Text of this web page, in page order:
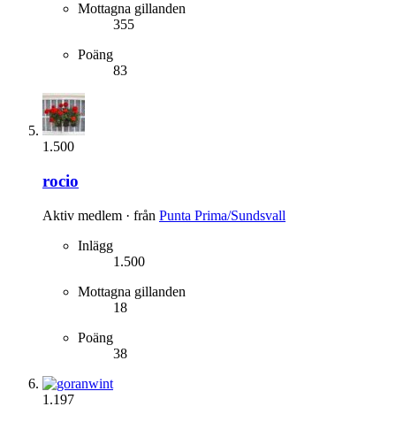
Mottagna gillanden
355
Poäng
83
1.500
rocio
Aktiv medlem · från Punta Prima/Sundsvall
Inlägg
1.500
Mottagna gillanden
18
Poäng
38
1.197